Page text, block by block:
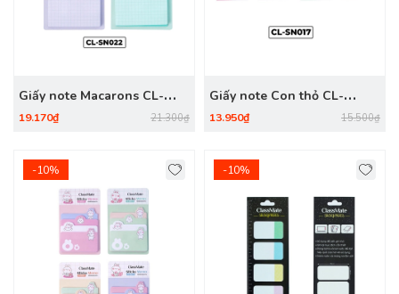
Giấy note Macarons CL-
SN022
19.170₫ 21.300₫
Giấy note Con thỏ CL-
SN017
13.950₫ 15.500₫
-10% -10%